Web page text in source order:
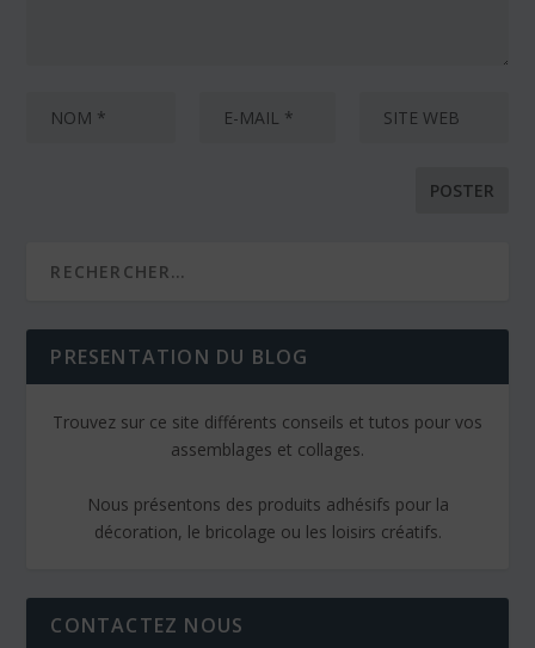
PRESENTATION DU BLOG
Trouvez sur ce site différents conseils et tutos pour vos
assemblages et collages.
Nous présentons des produits adhésifs pour la
décoration, le bricolage ou les loisirs créatifs.
CONTACTEZ NOUS